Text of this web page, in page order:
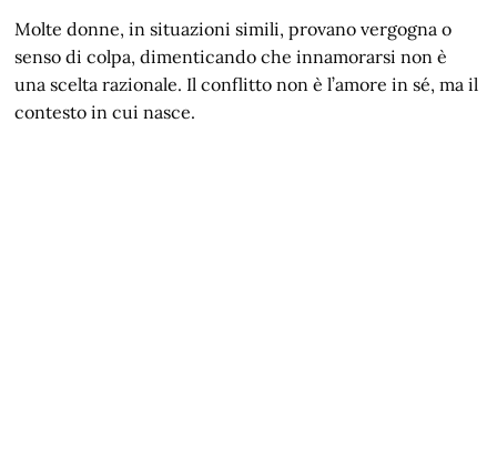
Molte donne, in situazioni simili, provano vergogna o
senso di colpa, dimenticando che innamorarsi non è
una scelta razionale. Il conflitto non è l’amore in sé, ma il
contesto in cui nasce.